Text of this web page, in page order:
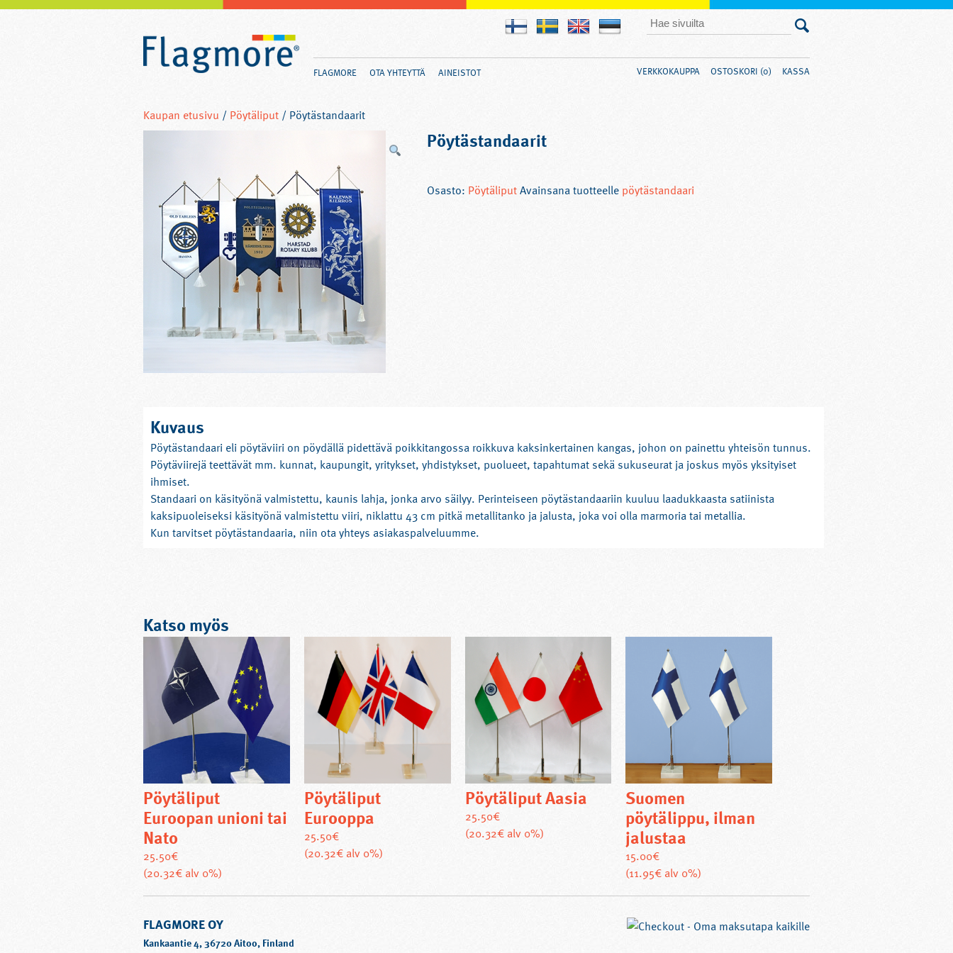
FLAGMORE OTA YHTEYTTÄ AINEISTOT VERKKOKAUPPA OSTOSKORI (0) KASSA
Kaupan etusivu / Pöytäliput / Pöytästandaarit
Pöytästandaarit
Osasto: PöytäliputAvainsana tuotteelle pöytästandaari
Kuvaus
Pöytästandaari eli pöytäviiri on pöydällä pidettävä poikkitangossa roikkuva kaksinkertainen kangas, johon on painettu yhteisön tunnus.
Pöytäviirejä teettävät mm. kunnat, kaupungit, yritykset, yhdistykset, puolueet, tapahtumat sekä sukuseurat ja joskus myös yksityiset
ihmiset.
Standaari on käsityönä valmistettu, kaunis lahja, jonka arvo säilyy. Perinteiseen pöytästandaariin kuuluu laadukkaasta satiinista
kaksipuoleiseksi käsityönä valmistettu viiri, niklattu 43 cm pitkä metallitanko ja jalusta, joka voi olla marmoria tai metallia.
Kun tarvitset pöytästandaaria, niin ota yhteys asiakaspalveluumme.
Katso myös
Pöytäliput
Euroopan unioni tai
Nato
25.50€
(20.32€ alv 0%)
useampi
muunnelma.
Pöytäliput
Eurooppa
25.50€
(20.32€ alv 0%)Tällä
Pöytäliput Aasia
25.50€
(20.32€ alv 0%)Tällä
muunnelma.
Suomen
pöytälippu, ilman
jalustaa
15.00€
(11.95€ alv 0%)
FLAGMORE OY
Kankaantie 4, 36720 Aitoo, Finland